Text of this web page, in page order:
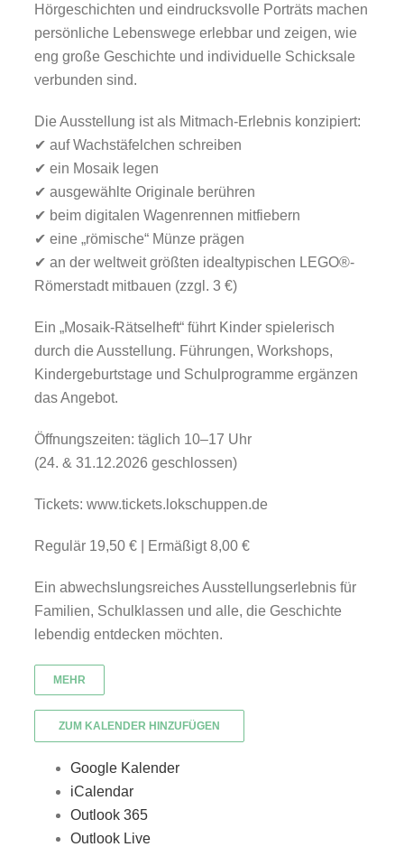
Hörgeschichten und eindrucksvolle Porträts machen
persönliche Lebenswege erlebbar und zeigen, wie
eng große Geschichte und individuelle Schicksale
verbunden sind.
Die Ausstellung ist als Mitmach-Erlebnis konzipiert:
✔ auf Wachstäfelchen schreiben
✔ ein Mosaik legen
✔ ausgewählte Originale berühren
✔ beim digitalen Wagenrennen mitfiebern
✔ eine „römische“ Münze prägen
✔ an der weltweit größten idealtypischen LEGO®-
Römerstadt mitbauen (zzgl. 3 €)
Ein „Mosaik-Rätselheft“ führt Kinder spielerisch
durch die Ausstellung. Führungen, Workshops,
Kindergeburtstage und Schulprogramme ergänzen
das Angebot.
Öffnungszeiten: täglich 10–17 Uhr
(24. & 31.12.2026 geschlossen)
Tickets: www.tickets.lokschuppen.de
Regulär 19,50 € | Ermäßigt 8,00 €
Ein abwechslungsreiches Ausstellungserlebnis für
Familien, Schulklassen und alle, die Geschichte
lebendig entdecken möchten.
MEHR
ZUM KALENDER HINZUFÜGEN
Google Kalender
iCalendar
Outlook 365
Outlook Live